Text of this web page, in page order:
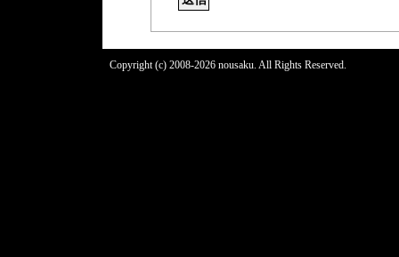
Copyright (c) 2008-2026 nousaku. All Rights Reserved.